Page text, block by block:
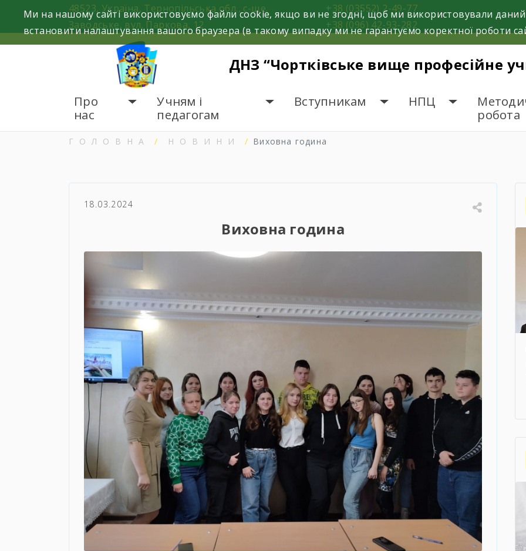
48523, Україна, Тернопільська обл., с-ще.
Заводське, вул. Паркова, 12
+38 (03552) 2-49-77
+38 (096) 42-93-282
ДНЗ “Чортківське вище професійне
Про
нас
Учням і
педагогам
Вступникам НПЦ
робота
ГОЛОВНА НОВИНИ Виховна година
18.03.2024
Виховна година
Ми на нашому сайті використовуємо файли cookie, якщо ви не згодні, щоб ми використовували
встановити налаштування вашого браузера (в такому випадку ми не гарантуємо коректної роботи